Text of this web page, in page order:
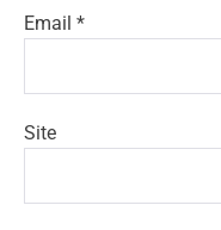
Email *
Site